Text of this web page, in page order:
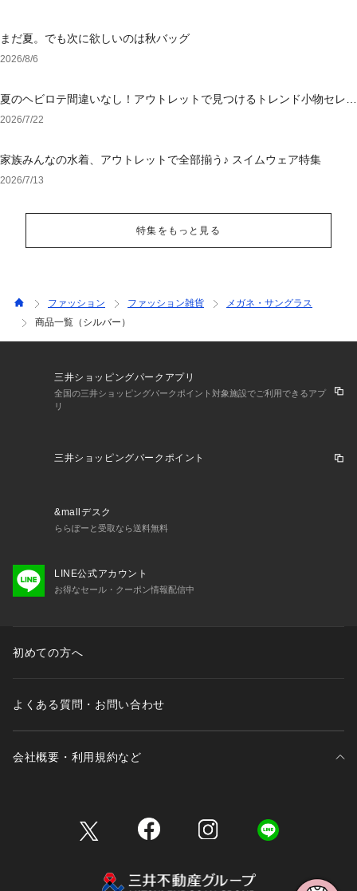
まだ夏。でも次に欲しいのは秋バッグ
2026/8/6
夏のヘビロテ間違いなし！アウトレットで見つけるトレンド小物セレク
ション
2026/7/22
家族みんなの水着、アウトレットで全部揃う♪ スイムウェア特集
2026/7/13
特集をもっと見る
ファッション ファッション雑貨
メガネ・サングラス
商品一覧（シルバー）
三井ショッピングパークアプリ
全国の三井ショッピングパークポイント対象施設でご利用できるアプ
リ
三井ショッピングパークポイント
&mallデスク
ららぽーと受取なら送料無料
LINE公式アカウント
お得なセール・クーポン情報配信中
初めての方へ
よくある質問・お問い合わせ
会社概要・利用規約など